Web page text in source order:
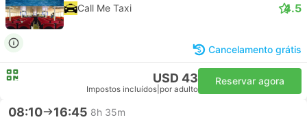
Call Me Taxi 4.5
Cancelamento grátis
USD 43
Impostos incluídos por adulto
Reservar agora
08:10 16:45 8h 35m